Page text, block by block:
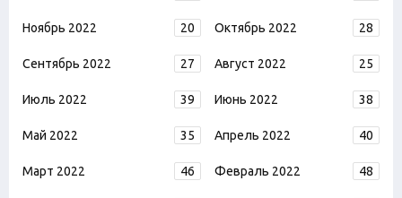
Ноябрь 2022 20 Октябрь 2022 28
Сентябрь 2022 27 Август 2022 25
Июль 2022 39 Июнь 2022 38
Май 2022 35 Апрель 2022 40
Март 2022 46 Февраль 2022 48